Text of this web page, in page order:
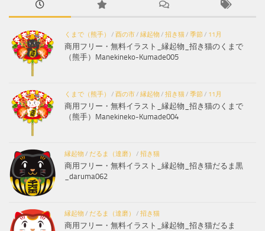
くまで（熊手） / 酉の市/ 縁起物/ 招き猫/ 季節/ 11月
商用フリー・無料イラスト_縁起物_招き猫のくまで
（熊手）Manekineko-Kumade005
くまで（熊手） / 酉の市/ 縁起物/ 招き猫/ 季節/ 11月
商用フリー・無料イラスト_縁起物_招き猫のくまで
（熊手）Manekineko-Kumade004
縁起物/ だるま（達磨） / 招き猫
商用フリー・無料イラスト_縁起物_招き猫だるま黒
_daruma062
縁起物/ だるま（達磨） / 招き猫
商用フリー・無料イラスト_縁起物_招き猫だるま